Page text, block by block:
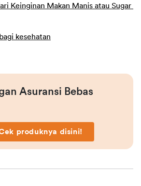
Keinginan Makan Manis atau Sugar
kesehatan
Asuransi Bebas
produknya disini!